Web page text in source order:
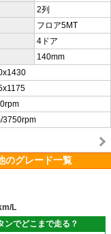
2列
フロア5MT
4ドア
140mm
3750rpm
のグレード一覧
L
ンでどこまで走る？